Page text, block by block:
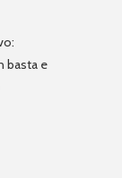
basta e